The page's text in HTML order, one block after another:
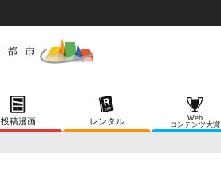
投稿漫画 レンタル
Web
コンテンツ大賞